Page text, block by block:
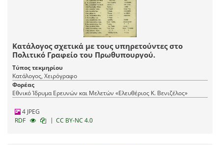
Κατάλογος σχετικά με τους υπηρετούντες στο
Πολιτικό Γραφείο του Πρωθυπουργού.
Τύπος τεκμηρίου
Κατάλογος, Χειρόγραφο
Φορέας
Εθνικό Ίδρυμα Ερευνών και Μελετών «Ελευθέριος Κ. Βενιζέλος»
4 JPEG
RDF
| CC BY-NC 4.0